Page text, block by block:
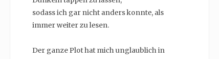
sodass ich gar nicht anders konnte, als
immer weiter zu lesen.
Der ganze Plot hat mich unglaublich in